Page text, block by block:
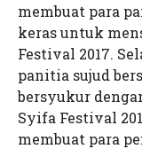
membuat para
keras untuk
Festival 2017.
panitia sujud
bersyukur
Syifa Festival
membuat para